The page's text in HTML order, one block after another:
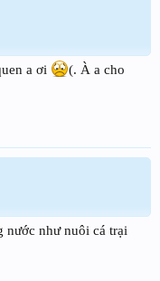
a ơi
(. À a cho
nước như nuôi cá trại